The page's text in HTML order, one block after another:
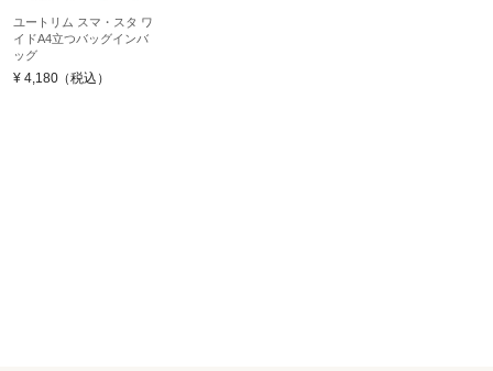
ユートリム スマ・スタ ワ
イドA4立つバッグインバ
ッグ
¥ 4,180（税込）